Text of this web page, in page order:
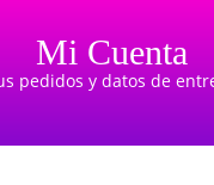
Mi Cuenta
pedidos y datos de